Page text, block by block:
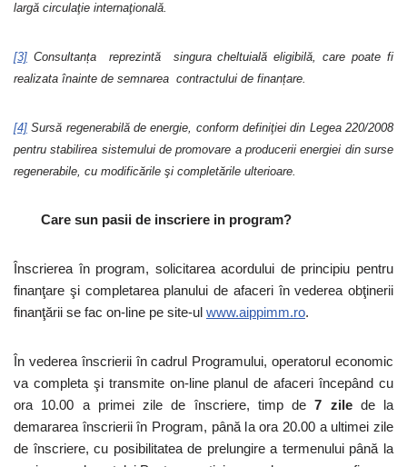
largă circulaţie internaţională.
[3] Consultanța reprezintă singura cheltuială eligibilă, care poate fi
realizata înainte de semnarea contractului de finanțare.
[4] Sursă regenerabilă de energie, conform definiţiei din Legea 220/2008
pentru stabilirea sistemului de promovare a producerii energiei din surse
regenerabile, cu modificările şi completările ulterioare.
Care sun pasii de inscriere in program?
Înscrierea în program, solicitarea acordului de principiu pentru
finanţare şi completarea planului de afaceri în vederea obţinerii
finanţării se fac on-line pe site-ul www.aippimm.ro.
În vederea înscrierii în cadrul Programului, operatorul economic
va completa şi transmite on-line planul de afaceri începând cu
ora 10.00 a primei zile de înscriere, timp de7 zilede la
demararea înscrierii în Program, până la ora 20.00 a ultimei zile
de înscriere, cu posibilitatea de prelungire a termenului până la